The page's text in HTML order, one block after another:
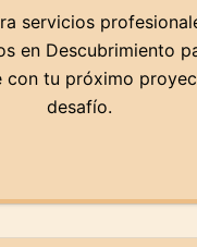
servicios
en Descubrimiento
con tu próximo
desafío.